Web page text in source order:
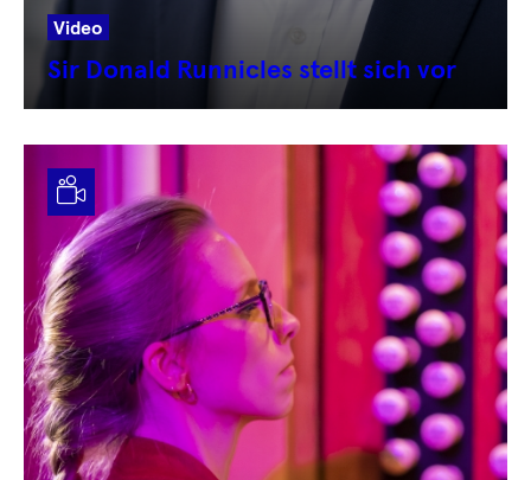
Video
Sir Donald Runnicles stellt sich vor
Video